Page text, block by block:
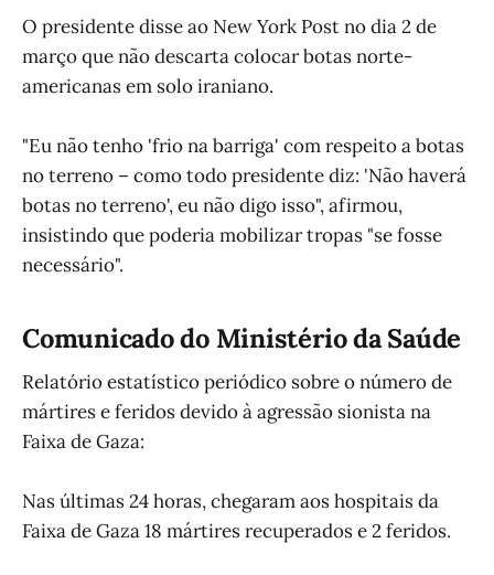
O presidente disse ao New York Post no dia 2 de
março que não descarta colocar botas norte-
americanas em solo iraniano.
"Eu não tenho 'frio na barriga' com respeito a botas
no terreno – como todo presidente diz: 'Não haverá
botas no terreno', eu não digo isso", afirmou,
insistindo que poderia mobilizar tropas "se fosse
necessário".
Comunicado do Ministério da Saúde
Relatório estatístico periódico sobre o número de
mártires e feridos devido à agressão sionista na
Faixa de Gaza:
Nas últimas 24 horas, chegaram aos hospitais da
Faixa de Gaza 18 mártires recuperados e 2 feridos.